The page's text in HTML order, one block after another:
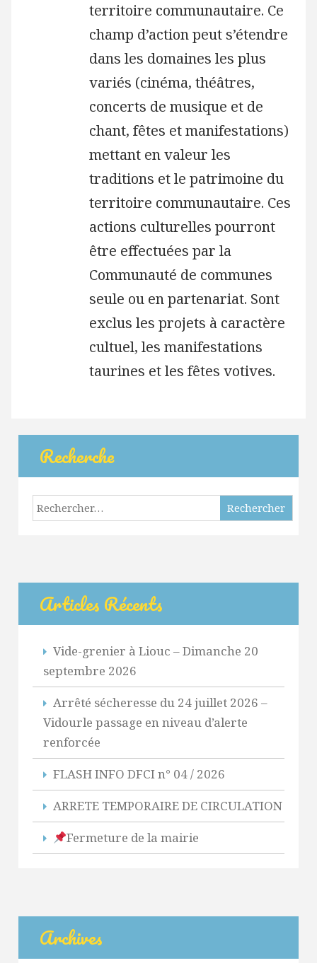
territoire communautaire. Ce
champ d’action peut s’étendre
dans les domaines les plus
variés (cinéma, théâtres,
concerts de musique et de
chant, fêtes et manifestations)
mettant en valeur les
traditions et le patrimoine du
territoire communautaire. Ces
actions culturelles pourront
être effectuées par la
Communauté de communes
seule ou en partenariat. Sont
exclus les projets à caractère
cultuel, les manifestations
taurines et les fêtes votives.
Recherche
Rechercher :
Articles Récents
Vide-grenier à Liouc – Dimanche 20
septembre 2026
Arrêté sécheresse du 24 juillet 2026 –
Vidourle passage en niveau d’alerte
renforcée
FLASH INFO DFCI n° 04 / 2026
ARRETE TEMPORAIRE DE CIRCULATION
Fermeture de la mairie
Archives